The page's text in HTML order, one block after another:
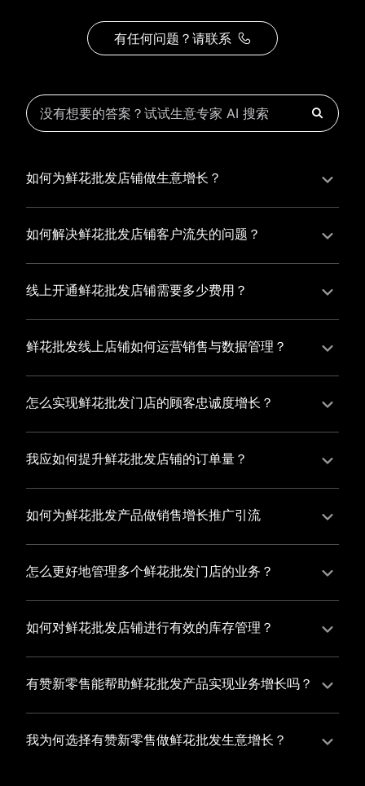
有任何问题？请联系
如何为鲜花批发店铺做生意增长？
为鲜花批发店铺实现持续生意增长，您可以通过有赞新
零售的一体化解决方案，整合线上线下资源，实现商品
批发店铺的运营效率，促进业务增长。
如何解决鲜花批发店铺客户流失的问题？
鲜花批发店铺精细化运营，有赞私域运营助您轻松解决
客户流失问题，通过有赞微商城、有赞小程序商城搭建
升复购率，实现业绩增长！
线上开通鲜花批发店铺需要多少费用？
选择有赞新零售，您可以开通鲜花批发店铺，快速搭建
属于您的有赞微商城，我们为您提供有赞微商城、有赞
与您共同打造独具特色的品牌，携手共创辉煌事业！
鲜花批发线上店铺如何运营销售与数据管理？
有赞新零售旗下的有赞微商城、有赞私域运营和有赞小
程序商城，为您的线上店铺提供一站式解决方案，从运
态。
怎么实现鲜花批发门店的顾客忠诚度增长？
您可以使用有赞的会员管理系统，建立自己的会员体
系，通过赠送积分、折扣等福利来吸引顾客再次购买，
度。
我应如何提升鲜花批发店铺的订单量？
您可以使用有赞的裂变营销功能，通过给用户发放优惠
券、邀请好友等方式，吸引更多的用户下单购买，并激
如何为鲜花批发产品做销售增长推广引流
有赞新零售旗下产品营销工具、比如优惠券、满减活动
等，吸引更多客户到店消费。另外，通过有赞的微信公
以帮助您增加客流量，赢得客户的青睐
怎么更好地管理多个鲜花批发门店的业务？
有赞新零售一站式解决方案，包括有赞微商城、有赞私
域运营以及有赞小程序商城，将助您轻松打通线上线下
让您的业务蓬勃发展，收获更多满意客户。
如何对鲜花批发店铺进行有效的库存管理？
您可以使用有赞的门店管理系统，它可以帮助您实现门
店数据的集中管理，包括订单管理、员工管理、库存管
有赞新零售能帮助鲜花批发产品实现业务增长吗？
有赞新零售作为业内领先的一站式解决方案，整合线上
线下渠道、提供多样化店铺搭建、会员营销和大数据分
我为何选择有赞新零售做鲜花批发生意增长？